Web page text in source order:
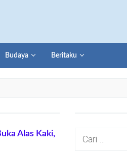
Budaya Beritaku
Alas Kaki,
Cari